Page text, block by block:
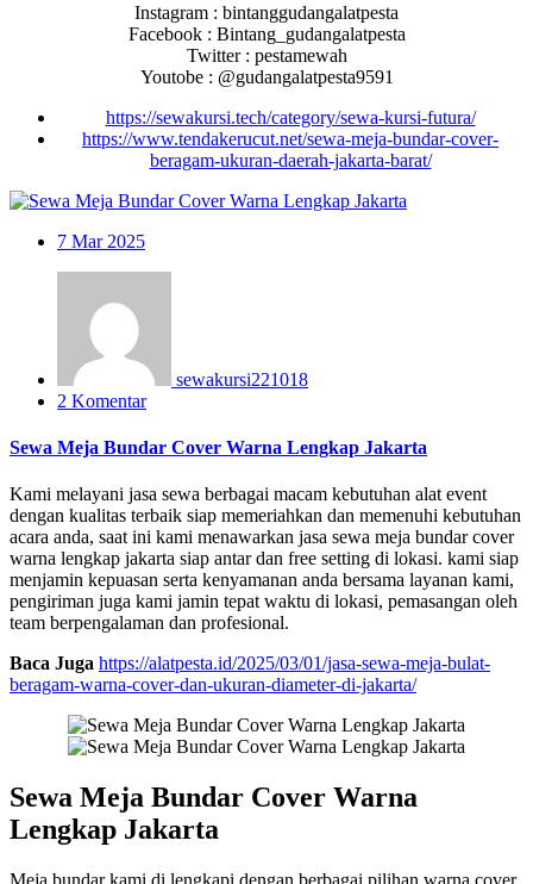
Instagram : bintanggudangalatpesta
Facebook : Bintang_gudangalatpesta
Twitter : pestamewah
Youtobe : @gudangalatpesta9591
https://sewakursi.tech/category/sewa-kursi-futura/
https://www.tendakerucut.net/sewa-meja-bundar-cover-
beragam-ukuran-daerah-jakarta-barat/
7 Mar 2025
sewakursi221018
2 Komentar
Sewa Meja Bundar Cover Warna Lengkap Jakarta
Kami melayani jasa sewa berbagai macam kebutuhan alat event
dengan kualitas terbaik siap memeriahkan dan memenuhi kebutuhan
acara anda, saat ini kami menawarkan jasa sewa meja bundar cover
warna lengkap jakarta siap antar dan free setting di lokasi. kami siap
menjamin kepuasan serta kenyamanan anda bersama layanan kami,
pengiriman juga kami jamin tepat waktu di lokasi, pemasangan oleh
team berpengalaman dan profesional.
Baca Juga https://alatpesta.id/2025/03/01/jasa-sewa-meja-bulat-
beragam-warna-cover-dan-ukuran-diameter-di-jakarta/
Sewa Meja Bundar Cover Warna
Lengkap Jakarta
Meja bundar kami di lengkapi dengan berbagai pilihan warna cover,